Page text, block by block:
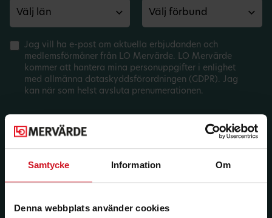
Samtycke Information Om
Denna webbplats använder cookies
Jag vill ha e-post om aktuella erbjudanden och
medlemsförmåner från LO Mervärde. LO Mervärde
kommer att hantera mina personuppgifter i enlighet
med allmänna dataskyddsförordningen (GDPR). Jag
kan när som helst avsluta prenumerationen.